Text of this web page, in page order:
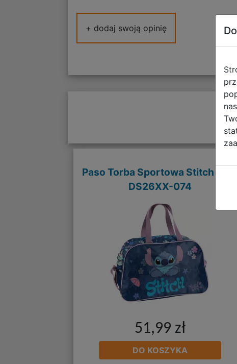
+ dodaj swoją opinię
Paso Torba Sportowa Stitch Cool
DS26XX-074
51,99 zł
DO KOSZYKA